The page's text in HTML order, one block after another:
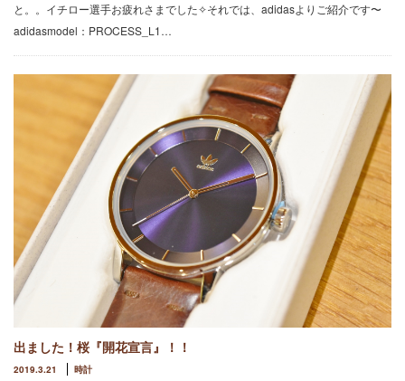
と。。イチロー選手お疲れさまでした✧それでは、adidasよりご紹介です〜
adidasmodel：PROCESS_L1…
出ました！桜『開花宣言』！！
2019.3.21 時計